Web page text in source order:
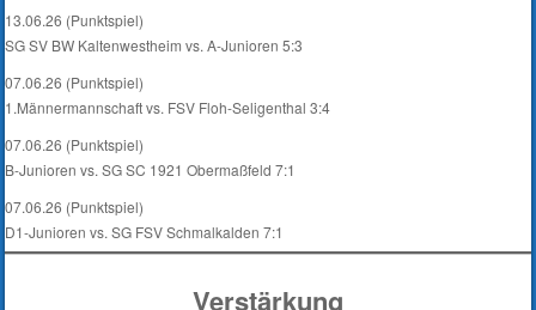
13.06.26 (Punktspiel)
SG SV BW Kaltenwestheim vs. A-Junioren 5:3
07.06.26 (Punktspiel)
1.Männermannschaft vs. FSV Floh-Seligenthal 3:4
07.06.26 (Punktspiel)
B-Junioren vs. SG SC 1921 Obermaßfeld 7:1
07.06.26 (Punktspiel)
D1-Junioren vs. SG FSV Schmalkalden 7:1
Verstärkung